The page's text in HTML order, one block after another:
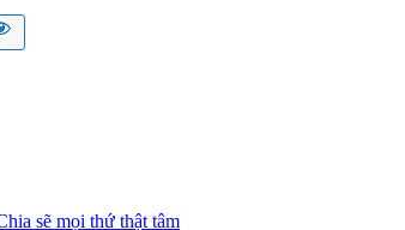
sẽ mọi thứ thật tâm